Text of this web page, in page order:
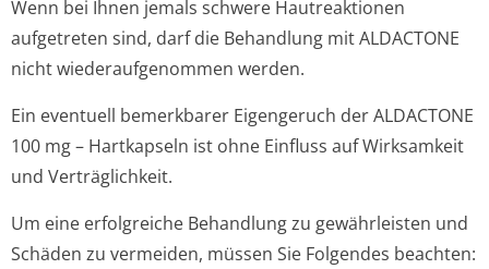
Wenn bei Ihnen jemals schwere Hautreaktionen
aufgetreten sind, darf die Behandlung mit ALDACTONE
nicht wiederaufgenommen werden.
Ein eventuell bemerkbarer Eigengeruch der ALDACTONE
100 mg – Hartkapseln ist ohne Einfluss auf Wirksamkeit
und Verträglichkeit.
Um eine erfolgreiche Behandlung zu gewährleisten und
Schäden zu vermeiden, müssen Sie Folgendes beachten: